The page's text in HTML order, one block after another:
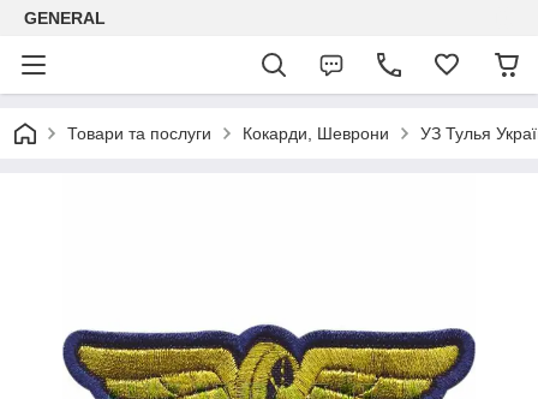
GENERAL
Товари та послуги Кокарди, Шеврони УЗ Тулья